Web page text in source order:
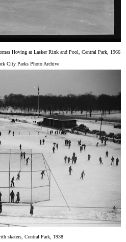
Hoving at Lasker Rink and Pool, Central Park, 1966
City Parks Photo Archive
skaters, Central Park, 1938